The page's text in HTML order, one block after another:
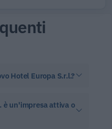
Hotel Europa S.r.l.?
è un'impresa attiva o